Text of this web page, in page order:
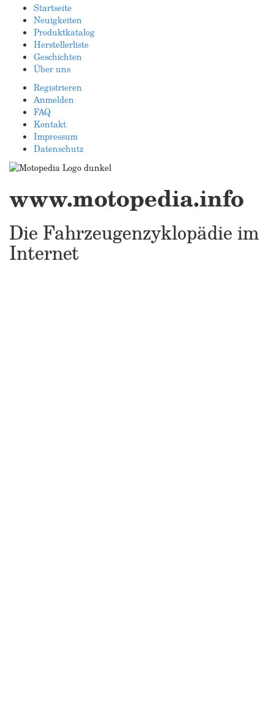
Startseite
Neuigkeiten
Produktkatalog
Herstellerliste
Geschichten
Über uns
Registrieren
Anmelden
FAQ
Kontakt
Impressum
Datenschutz
www.motopedia.info
Die Fahrzeugenzyklopädie im
Internet